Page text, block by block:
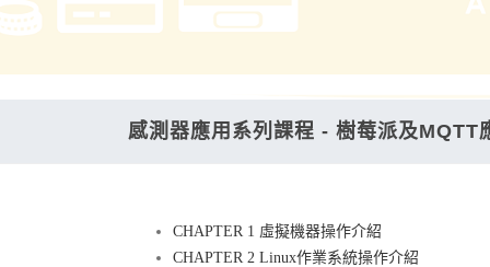
感測器應用系列課程 - 樹莓派及MQTT
CHAPTER 1 虛擬機器操作介紹
CHAPTER 2 Linux作業系統操作介紹